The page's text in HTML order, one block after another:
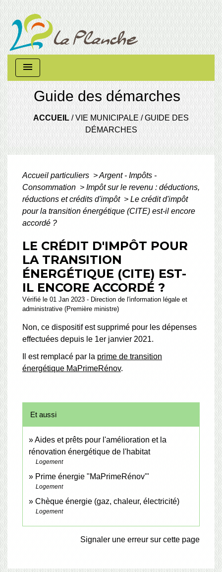
menu
Guide des démarches
ACCUEIL/VIE MUNICIPALE/GUIDE DES
DÉMARCHES
Accueil particuliers >Argent - Impôts -
Consommation > Impôt sur le revenu : déductions,
réductions et crédits d'impôt > Le crédit d'impôt
pour la transition énergétique (CITE) est-il encore
accordé ?
LE CRÉDIT D'IMPÔT POUR
LA TRANSITION
ÉNERGÉTIQUE (CITE) EST-
IL ENCORE ACCORDÉ ?
Vérifié le 01 Jan 2023 - Direction de l'information légale et
administrative (Première ministre)
Non, ce dispositif est supprimé pour les dépenses
effectuées depuis le 1er janvier 2021.
Il est remplacé par la prime de transition
énergétique MaPrimeRénov.
Et aussi
Aides et prêts pour l'amélioration et la
rénovation énergétique de l'habitat
Logement
Prime énergie "MaPrimeRénov'"
Logement
Chèque énergie (gaz, chaleur, électricité)
Logement
Signaler une erreur sur cette page